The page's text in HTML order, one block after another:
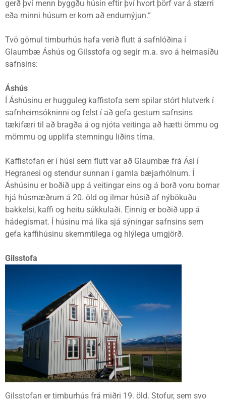
gerð því menn byggðu húsin eftir því hvort þörf var á stærri
eða minni húsum er kom að endurnýjun.“
Tvö gömul timburhús hafa verið flutt á safnlóðina í
Glaumbæ Áshús og Gilsstofa og segir m.a. svo á heimasíðu
safnsins:
Áshús
Í Áshúsinu er hugguleg kaffistofa sem spilar stórt hlutverk í
safnheimsókninni og felst í að gefa gestum safnsins
tækifæri til að bragða á og njóta veitinga að hætti ömmu og
mömmu og upplifa stemningu liðins tíma.
Kaffistofan er í húsi sem flutt var að Glaumbæ frá Ási í
Hegranesi og stendur sunnan í gamla bæjarhólnum. Í
Áshúsinu er boðið upp á veitingar eins og á borð voru bornar
hjá húsmæðrum á 20. öld og ilmar húsið af nýbökuðu
bakkelsi, kaffi og heitu súkkulaði. Einnig er boðið upp á
hádegismat. Í húsinu má líka sjá sýningar safnsins sem
gefa kaffihúsinu skemmtilega og hlýlega umgjörð.
Gilsstofa
Gilsstofan er timburhús frá miðri 19. öld. Stofur, sem svo